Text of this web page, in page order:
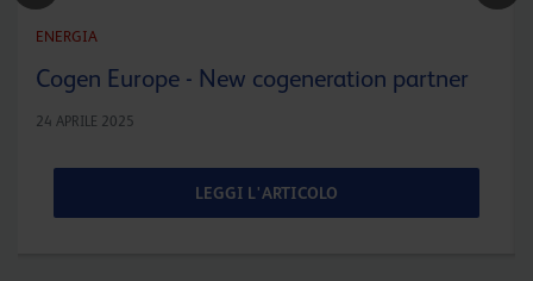
ENERGIA
Cogen Europe - New cogeneration partner
24 APRILE 2025
LEGGI L'ARTICOLO